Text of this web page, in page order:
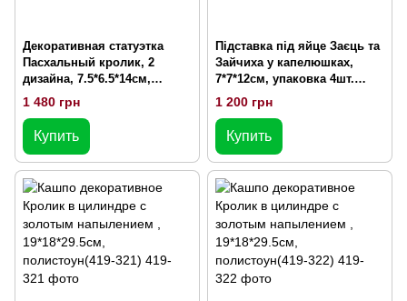
Декоративная статуэтка
Пасхальный кролик, 2
дизайна, 7.5*6.5*14см,
упаковка 4шт. (K07-805)
1 480 грн
Купить
Підставка під яйце Заєць та
Зайчиха у капелюшках,
7*7*12см, упаковка 4шт.
(K07-784)
1 200 грн
Купить